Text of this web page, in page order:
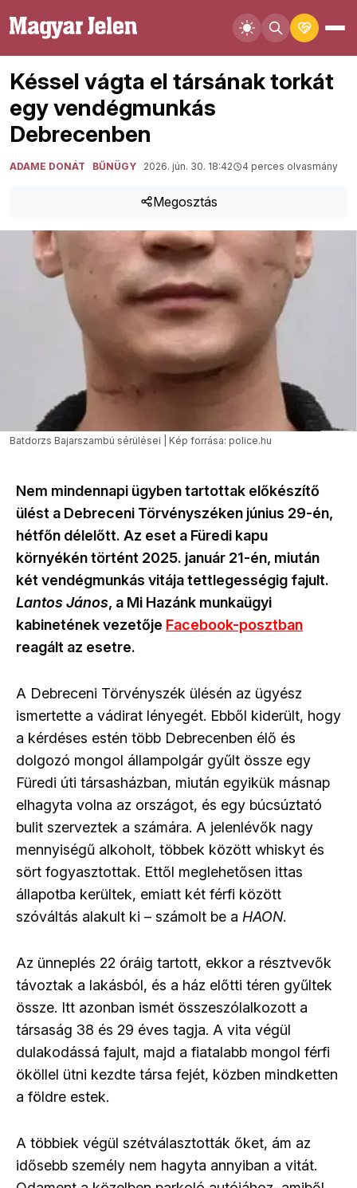
Késsel vágta el társának torkát
egy vendégmunkás
Debrecenben
ADAME DONÁT BŰNÜGY 2026. jún. 30. 18:42 4 perces olvasmány
Megosztás
Batdorzs Bajarszambú sérülései | Kép forrása: police.hu
Nem mindennapi ügyben tartottak előkészítő
ülést a Debreceni Törvényszéken június 29-én,
hétfőn délelőtt. Az eset a Füredi kapu
környékén történt 2025. január 21-én, miután
két vendégmunkás vitája tettlegességig fajult.
Lantos János, a Mi Hazánk munkaügyi
kabinetének vezetője Facebook-posztban
reagált az esetre.
A Debreceni Törvényszék ülésén az ügyész
ismertette a vádirat lényegét. Ebből kiderült, hogy
a kérdéses estén több Debrecenben élő és
dolgozó mongol állampolgár gyűlt össze egy
Füredi úti társasházban, miután egyikük másnap
elhagyta volna az országot, és egy búcsúztató
bulit szerveztek a számára. A jelenlévők nagy
mennyiségű alkoholt, többek között whiskyt és
sört fogyasztottak. Ettől meglehetősen ittas
állapotba kerültek, emiatt két férfi között
szóváltás alakult ki – számolt be a HAON.
Az ünneplés 22 óráig tartott, ekkor a résztvevők
távoztak a lakásból, és a ház előtti téren gyűltek
össze. Itt azonban ismét összeszólalkozott a
társaság 38 és 29 éves tagja. A vita végül
dulakodássá fajult, majd a fiatalabb mongol férfi
ököllel ütni kezdte társa fejét, közben mindketten
a földre estek.
A többiek végül szétválasztották őket, ám az
idősebb személy nem hagyta annyiban a vitát.